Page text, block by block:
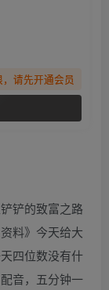
请先开通会员
铲的致富之路
料》今天给大
四位数没有什
音，五分钟一